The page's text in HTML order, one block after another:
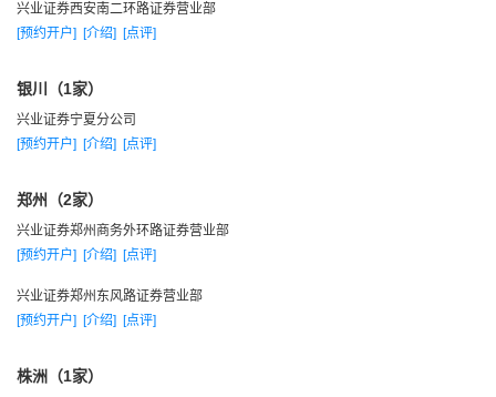
4月，部署签订部门和个人业绩合同，建立公司绩效文化。
7月，广州营业部开业。
8月，组织学习贯彻中国证券公司规范发展座谈会精神。
兴业证券西安南二环路证券营业部
[预约开户] [介绍] [点评]
银川（1家）
兴业证券宁夏分公司
[预约开户] [介绍] [点评]
郑州（2家）
兴业证券郑州商务外环路证券营业部
[预约开户] [介绍] [点评]
兴业证券郑州东风路证券营业部
[预约开户] [介绍] [点评]
株洲（1家）